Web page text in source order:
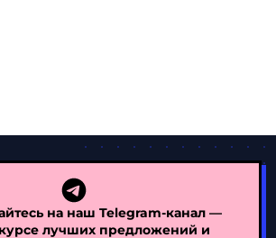
на наш Telegram-канал —
курсе лучших предложений и